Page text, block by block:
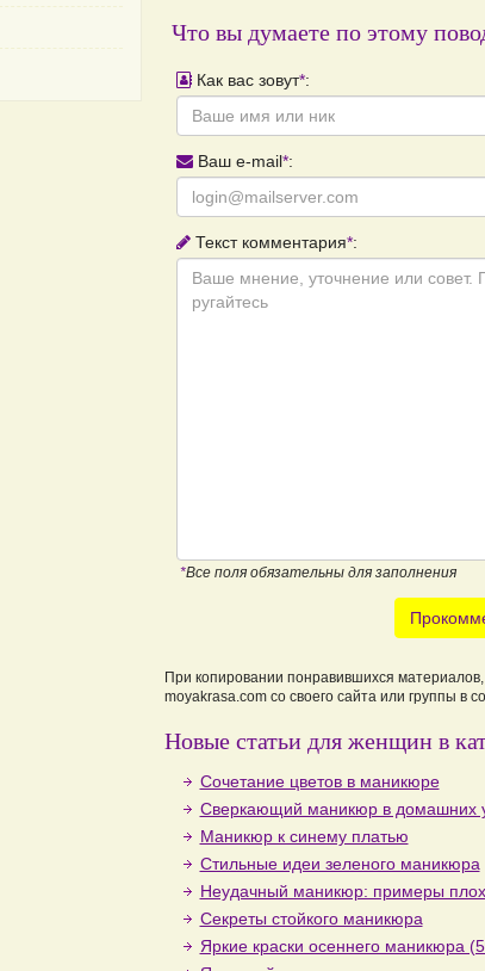
Что вы думаете по этому
Как вас зовут*:
Ваш e-mail*:
Текст комментария*:
*Все поля обязательны для заполнения
При копировании понравившихся
moyakrasa.com со своего сайта или группы в
Новые статьи для женщин в
Сочетание цветов в маникюре
Сверкающий маникюр в домашних
Маникюр к синему платью
Стильные идеи зеленого маникюра
Неудачный маникюр: примеры
Секреты стойкого маникюра
Яркие краски осеннего маникюра